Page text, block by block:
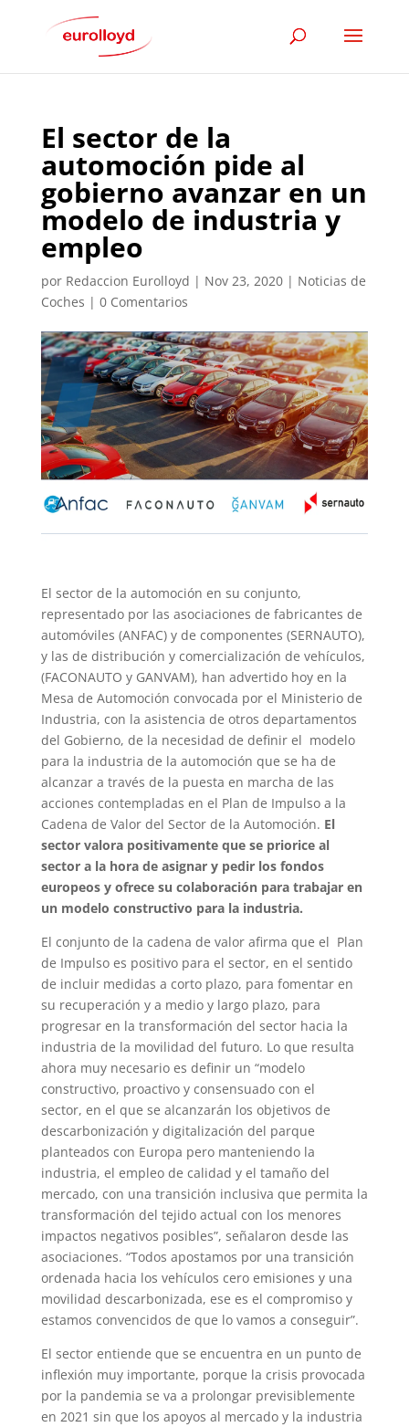
El sector de la
automoción pide al
gobierno avanzar en un
modelo de industria y
empleo
por Redaccion Eurolloyd | Nov 23, 2020| Noticias de
Coches | 0 Comentarios
El sector de la automoción en su conjunto,
representado por las asociaciones de fabricantes de
automóviles (ANFAC) y de componentes (SERNAUTO),
y las de distribución y comercialización de vehículos,
(FACONAUTO y GANVAM), han advertido hoy en la
Mesa de Automoción convocada por el Ministerio de
Industria, con la asistencia de otros departamentos
del Gobierno, de la necesidad de definir el modelo
para la industria de la automoción que se ha de
alcanzar a través de la puesta en marcha de las
acciones contempladas en el Plan de Impulso a la
Cadena de Valor del Sector de la Automoción. El
sector valora positivamente que se priorice al
sector a la hora de asignar y pedir los fondos
europeos y ofrece su colaboración para trabajar en
un modelo constructivo para la industria.
El conjunto de la cadena de valor afirma que el Plan
de Impulso es positivo para el sector, en el sentido
de incluir medidas a corto plazo, para fomentar en
su recuperación y a medio y largo plazo, para
progresar en la transformación del sector hacia la
industria de la movilidad del futuro. Lo que resulta
ahora muy necesario es definir un “modelo
constructivo, proactivo y consensuado con el
sector, en el que se alcanzarán los objetivos de
descarbonización y digitalización del parque
planteados con Europa pero manteniendo la
industria, el empleo de calidad y el tamaño del
mercado, con una transición inclusiva que permita la
transformación del tejido actual con los menores
impactos negativos posibles”, señalaron desde las
asociaciones. “Todos apostamos por una transición
ordenada hacia los vehículos cero emisiones y una
movilidad descarbonizada, ese es el compromiso y
estamos convencidos de que lo vamos a conseguir”.
El sector entiende que se encuentra en un punto de
inflexión muy importante, porque la crisis provocada
por la pandemia se va a prolongar previsiblemente
en 2021 sin que los apoyos al mercado y la industria